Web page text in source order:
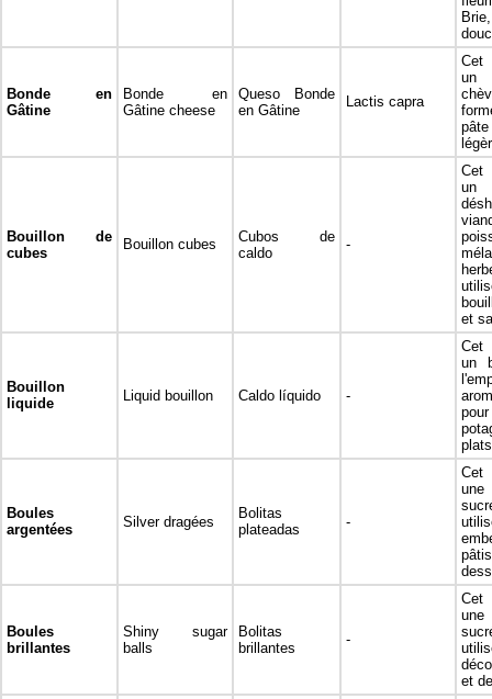
Bonde en
Gâtine
Bonde en
Gâtine cheese
Queso Bonde
en Gâtine
Lactis capra
Cet
un
Bouillon de
cubes
Bouillon cubes
Cubos de
caldo
-
Cet
et
Bouillon
liquide
Liquid bouillon Caldo líquido -
Cet
un
Boules
argentées
Silver dragées
Bolitas
plateadas
-
Cet
Boules
brillantes
Shiny sugar
balls
Bolitas
brillantes
-
Cet
et